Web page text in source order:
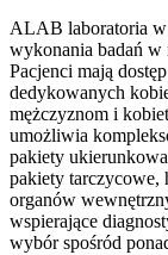
ALAB laboratoria w
wykonania badań w
Pacjenci mają
dedykowanych
mężczyznom i
umożliwia
pakiety
pakiety tarczycowe,
organów
wspierające
wybór spośród